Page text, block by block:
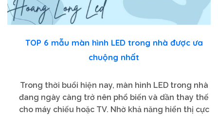
TOP 6 mẫu màn hình LED trong nhà được ưa
chuộng nhất
Trong thời buổi hiện nay, màn hình LED trong nhà
đang ngày càng trở nên phổ biến và dần thay thế
cho máy chiếu hoặc TV. Nhờ khả năng hiển thị cực